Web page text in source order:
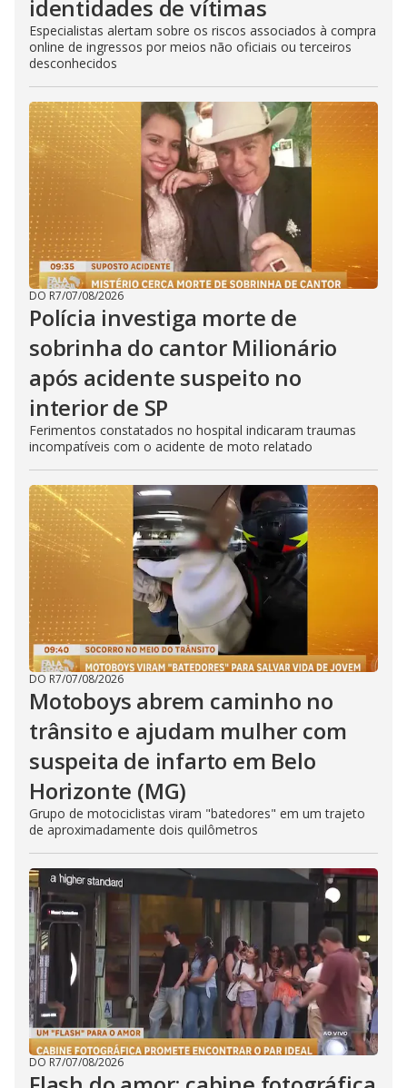
identidades de vítimas
Especialistas alertam sobre os riscos associados à compra
online de ingressos por meios não oficiais ou terceiros
desconhecidos
DO R7/07/08/2026
Polícia investiga morte de
sobrinha do cantor Milionário
após acidente suspeito no
interior de SP
Ferimentos constatados no hospital indicaram traumas
incompatíveis com o acidente de moto relatado
DO R7/07/08/2026
Motoboys abrem caminho no
trânsito e ajudam mulher com
suspeita de infarto em Belo
Horizonte (MG)
Grupo de motociclistas viram "batedores" em um trajeto
de aproximadamente dois quilômetros
DO R7/07/08/2026